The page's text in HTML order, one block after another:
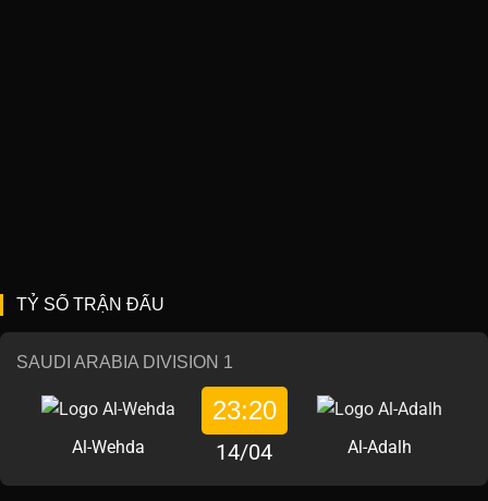
TỶ SỐ TRẬN ĐẤU
SAUDI ARABIA DIVISION 1
Al-Wehda
23:20
14/04 Al-Adalh